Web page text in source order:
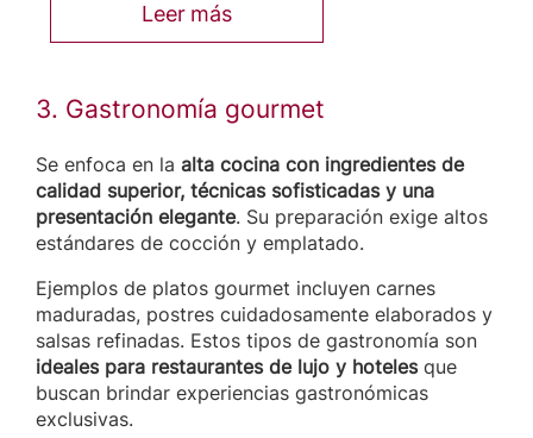
Leer más
3. Gastronomía gourmet
Se enfoca en la alta cocina con ingredientes de
calidad superior, técnicas sofisticadas y una
presentación elegante. Su preparación exige altos
estándares de cocción y emplatado.
Ejemplos de platos gourmet incluyen carnes
maduradas, postres cuidadosamente elaborados y
salsas refinadas. Estos tipos de gastronomía son
ideales para restaurantes de lujo y hotelesque
buscan brindar experiencias gastronómicas
exclusivas.